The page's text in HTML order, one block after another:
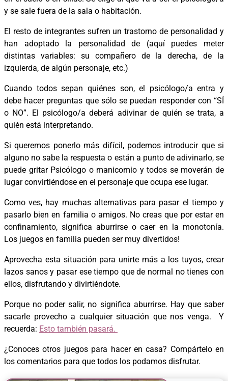
y se sale fuera de la sala o habitación.
El resto de integrantes sufren un trastorno de personalidad y
han adoptado la personalidad de (aquí puedes meter
distintas variables: su compañero de la derecha, de la
izquierda, de algún personaje, etc.)
Cuando todos sepan quiénes son, el psicólogo/a entra y
debe hacer preguntas que sólo se puedan responder con “SÍ
o NO”. El psicólogo/a deberá adivinar de quién se trata, a
quién está interpretando.
Si queremos ponerlo más difícil, podemos introducir que si
alguno no sabe la respuesta o están a punto de adivinarlo, se
puede gritar Psicólogo o manicomio y todos se moverán de
lugar convirtiéndose en el personaje que ocupa ese lugar.
Como ves, hay muchas alternativas para pasar el tiempo y
pasarlo bien en familia o amigos. No creas que por estar en
confinamiento, significa aburrirse o caer en la monotonía.
Los juegos en familia pueden ser muy divertidos!
Aprovecha esta situación para unirte más a los tuyos, crear
lazos sanos y pasar ese tiempo que de normal no tienes con
ellos, disfrutando y divirtiéndote.
Porque no poder salir, no significa aburrirse. Hay que saber
sacarle provecho a cualquier situación que nos venga. Y
recuerda: Esto también pasará.
¿Conoces otros juegos para hacer en casa? Compártelo en
los comentarios para que todos los podamos disfrutar.